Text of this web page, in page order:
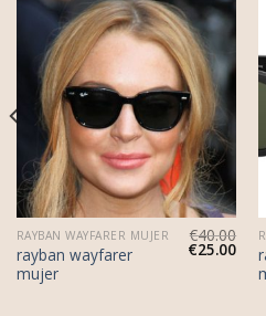
RAYBAN WAYFARER MUJER
rayban wayfarer
mujer
€40.00
€25.00